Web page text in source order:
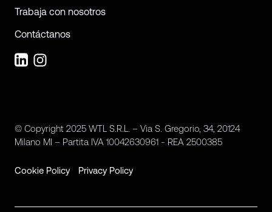
Trabaja con nosotros
Contáctanos
© Copyright 2025 WTL S.R.L. – Via S. Gregorio, 34, 20124
Milano MI – Partita IVA 10042630961 - REA 2500385
Cookie Policy Privacy Policy